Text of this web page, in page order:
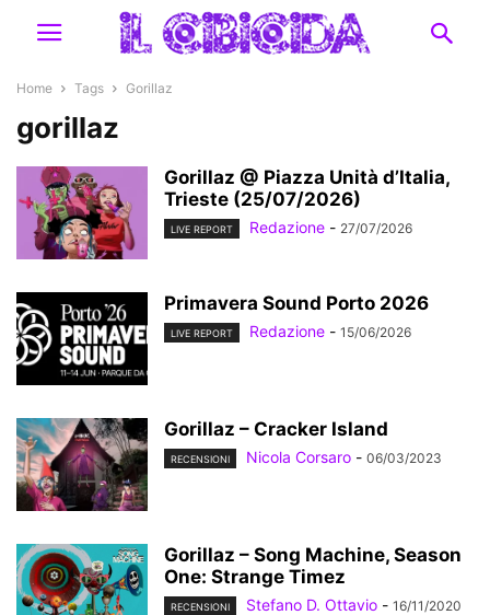
Home Tags Gorillaz
gorillaz
Gorillaz @ Piazza Unità d’Italia,
Trieste (25/07/2026)
LIVE REPORT Redazione - 27/07/2026
Primavera Sound Porto 2026
LIVE REPORT Redazione - 15/06/2026
Gorillaz – Cracker Island
RECENSIONI Nicola Corsaro - 06/03/2023
Gorillaz – Song Machine, Season
One: Strange Timez
RECENSIONI Stefano D. Ottavio - 16/11/2020